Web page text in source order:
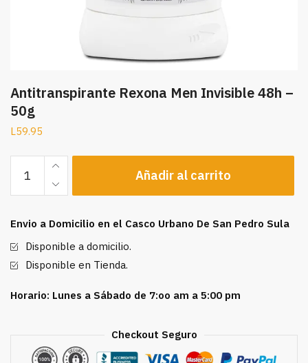
Antitranspirante Rexona Men Invisible 48h –
50g
L59.95
Antitranspirante
Rexona
Men
48h
-
50g
Añadir al carrito
Envio a Domicilio en el Casco Urbano De San Pedro Sula
Disponible a domicilio.
Disponible en Tienda.
Horario: Lunes a Sábado de 7:oo am a 5:00 pm
Checkout Seguro